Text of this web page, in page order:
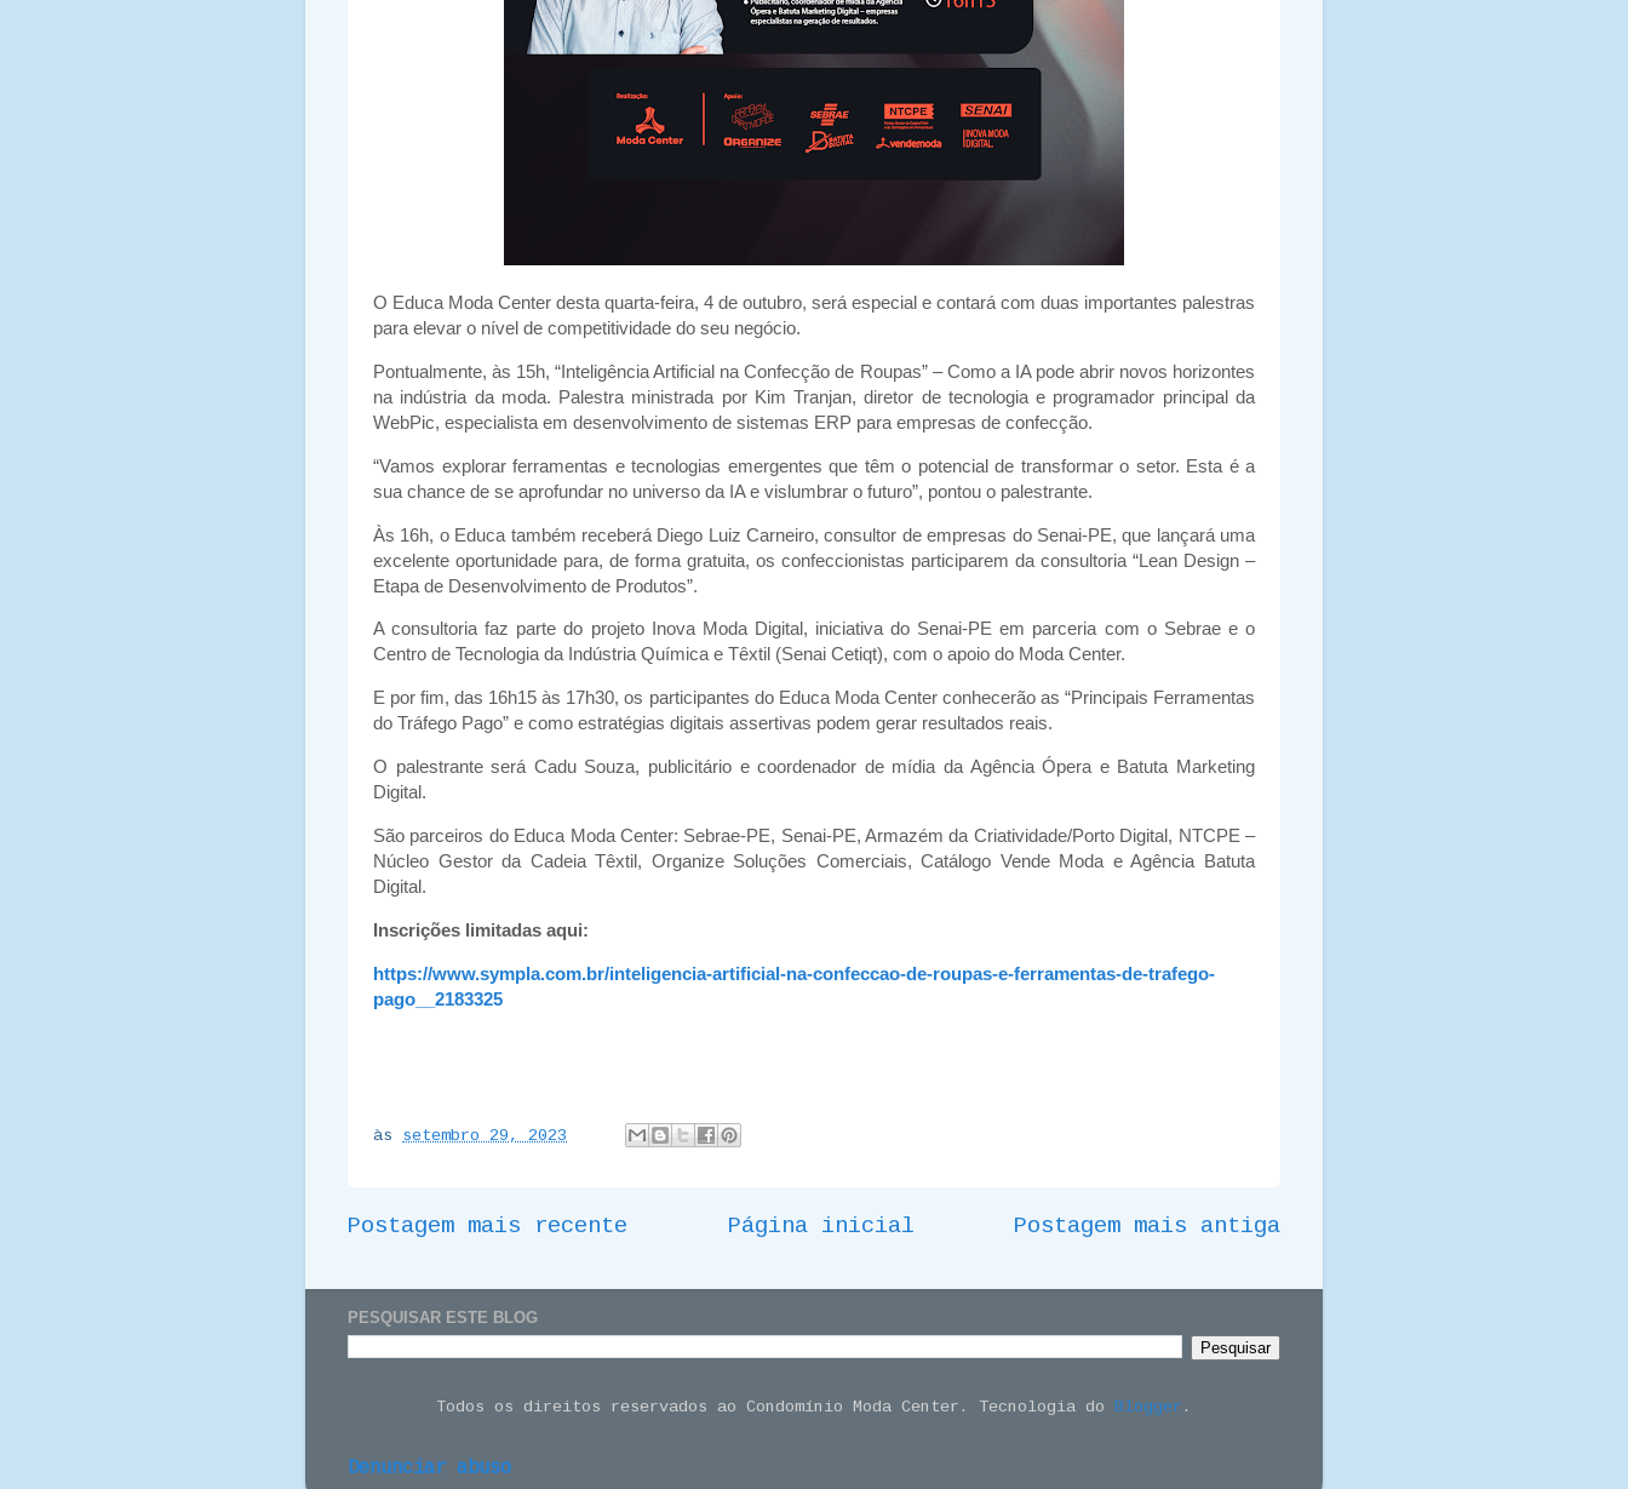
O Educa Moda Center desta quarta-feira, 4 de outubro, será especial e contará com duas importantes palestras
para elevar o nível de competitividade do seu negócio.
Pontualmente, às 15h, “Inteligência Artificial na Confecção de Roupas” – Como a IA pode abrir novos horizontes
na indústria da moda. Palestra ministrada por Kim Tranjan, diretor de tecnologia e programador principal da
WebPic, especialista em desenvolvimento de sistemas ERP para empresas de confecção.
“Vamos explorar ferramentas e tecnologias emergentes que têm o potencial de transformar o setor. Esta é a
sua chance de se aprofundar no universo da IA e vislumbrar o futuro”, pontou o palestrante.
Às 16h, o Educa também receberá Diego Luiz Carneiro, consultor de empresas do Senai-PE, que lançará uma
excelente oportunidade para, de forma gratuita, os confeccionistas participarem da consultoria “Lean Design –
Etapa de Desenvolvimento de Produtos”.
A consultoria faz parte do projeto Inova Moda Digital, iniciativa do Senai-PE em parceria com o Sebrae e o
Centro de Tecnologia da Indústria Química e Têxtil (Senai Cetiqt), com o apoio do Moda Center.
E por fim, das 16h15 às 17h30, os participantes do Educa Moda Center conhecerão as “Principais Ferramentas
do Tráfego Pago” e como estratégias digitais assertivas podem gerar resultados reais.
O palestrante será Cadu Souza, publicitário e coordenador de mídia da Agência Ópera e Batuta Marketing
Digital.
São parceiros do Educa Moda Center: Sebrae-PE, Senai-PE, Armazém da Criatividade/Porto Digital, NTCPE –
Núcleo Gestor da Cadeia Têxtil, Organize Soluções Comerciais, Catálogo Vende Moda e Agência Batuta
Digital.
Inscrições limitadas aqui:
https://www.sympla.com.br/inteligencia-artificial-na-confeccao-de-roupas-e-ferramentas-de-trafego-
pago__2183325
às setembro 29, 2023
Postagem mais recente Postagem mais antiga
Página inicial
PESQUISAR ESTE BLOG
Todos os direitos reservados ao Condomínio Moda Center. Tecnologia do Blogger .
Denunciar abuso